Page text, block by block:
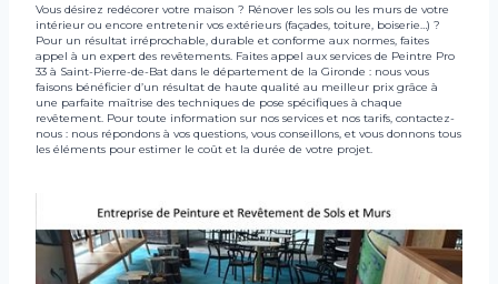
Vous désirez redécorer votre maison ? Rénover les sols ou les murs de votre
intérieur ou encore entretenir vos extérieurs (façades, toiture, boiserie…) ?
Pour un résultat irréprochable, durable et conforme aux normes, faites
appel à un expert des revêtements. Faites appel aux services de Peintre Pro
33 à Saint-Pierre-de-Bat dans le département de la Gironde : nous vous
faisons bénéficier d’un résultat de haute qualité au meilleur prix grâce à
une parfaite maîtrise des techniques de pose spécifiques à chaque
revêtement. Pour toute information sur nos services et nos tarifs, contactez-
nous : nous répondons à vos questions, vous conseillons, et vous donnons tous
les éléments pour estimer le coût et la durée de votre projet.